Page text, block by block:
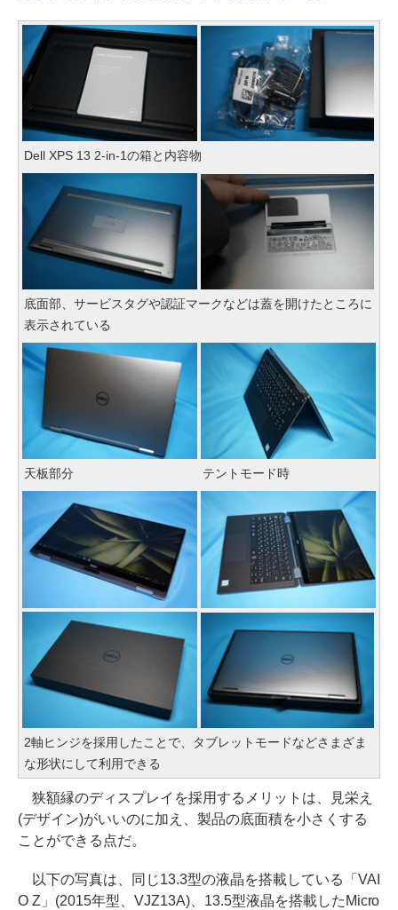
Dell XPS 13 2-in-1の箱と内容物
底面部、サービスタグや認証マークなどは蓋を開けたところに
表示されている
天板部分 テントモード時
2軸ヒンジを採用したことで、タブレットモードなどさまざま
な形状にして利用できる
狭額縁のディスプレイを採用するメリットは、見栄え
(デザイン)がいいのに加え、製品の底面積を小さくする
ことができる点だ。
以下の写真は、同じ13.3型の液晶を搭載している「VAI
O Z」(2015年型、VJZ13A)、13.5型液晶を搭載したMicro